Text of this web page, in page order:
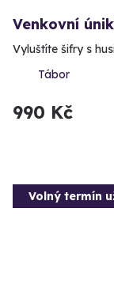
Venkovní
Vyluštíte šifry s
Tábor
990 Kč
Volný termín